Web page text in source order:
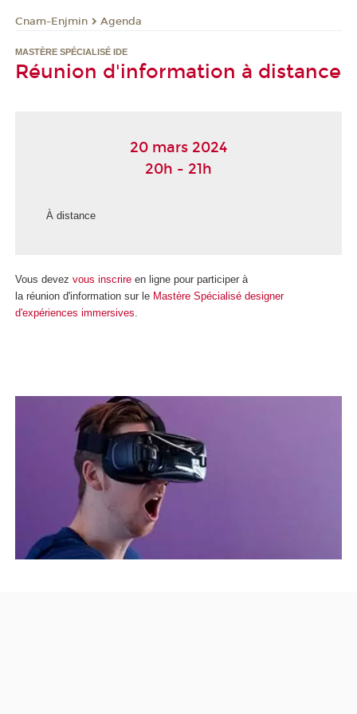
Cnam-Enjmin Agenda
MASTÈRE SPÉCIALISÉ IDE
Réunion d'information à distance
20 mars 2024
20h - 21h
À distance
Vous devez vous inscrire en ligne pour participer à
la réunion d'information sur le Mastère Spécialisé designer
d'expériences immersives